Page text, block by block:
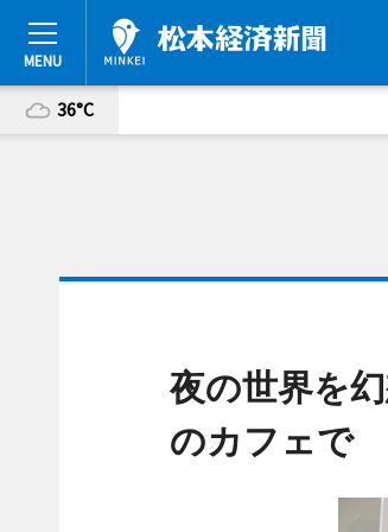
36°C
夜の世界を
のカフェで